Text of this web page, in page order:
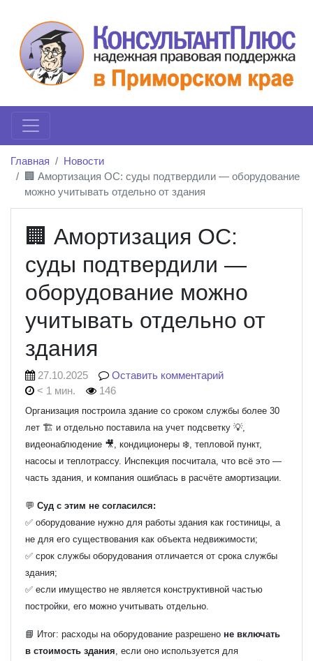
Главная
Новости
🏢 Амортизация ОС: суды подтвердили — оборудование
можно учитывать отдельно от здания
🏢 Амортизация ОС:
суды подтвердили —
оборудование можно
учитывать отдельно от
здания
27.10.2025
Оставить комментарий
< 1 мин.
146
Организация построила здание со сроком службы более 30
лет 🏗️ и отдельно поставила на учет подсветку 💡,
видеонаблюдение 🎥, кондиционеры ❄️, тепловой пункт,
насосы и теплотрассу. Инспекция посчитала, что всё это —
часть здания, и компания ошиблась в расчёте амортизации.
💬 Суд с этим не согласился:
✅ оборудование нужно для работы здания как гостиницы, а
не для его существования как объекта недвижимости;
✅ срок службы оборудования отличается от срока службы
здания;
✅ если имущество не является конструктивной частью
постройки, его можно учитывать отдельно.
📘 Итог: расходы на оборудование разрешено не включать
в стоимость здания , если оно используется для